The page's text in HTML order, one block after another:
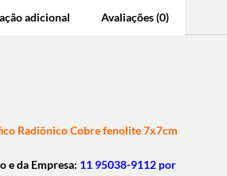
adicional Avaliações (0)
Radiônico Cobre fenolite 7x7cm
e da Empresa: 11 95038-9112 por